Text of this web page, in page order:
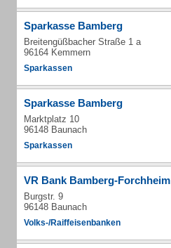
Sparkasse Bamberg
Breitengüßbacher Straße 1 a
96164 Kemmern
Sparkassen
Sparkasse Bamberg
Marktplatz 10
96148 Baunach
Sparkassen
VR Bank Bamberg-Forchheim
Burgstr. 9
96148 Baunach
Volks-/Raiffeisenbanken